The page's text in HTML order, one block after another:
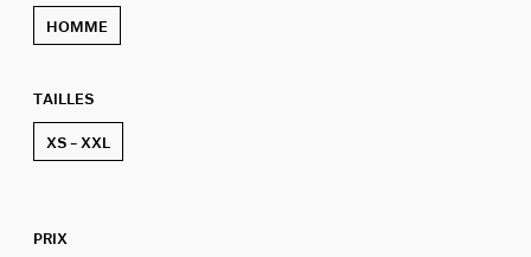
HOMME
TAILLES
XS – XXL
PRIX